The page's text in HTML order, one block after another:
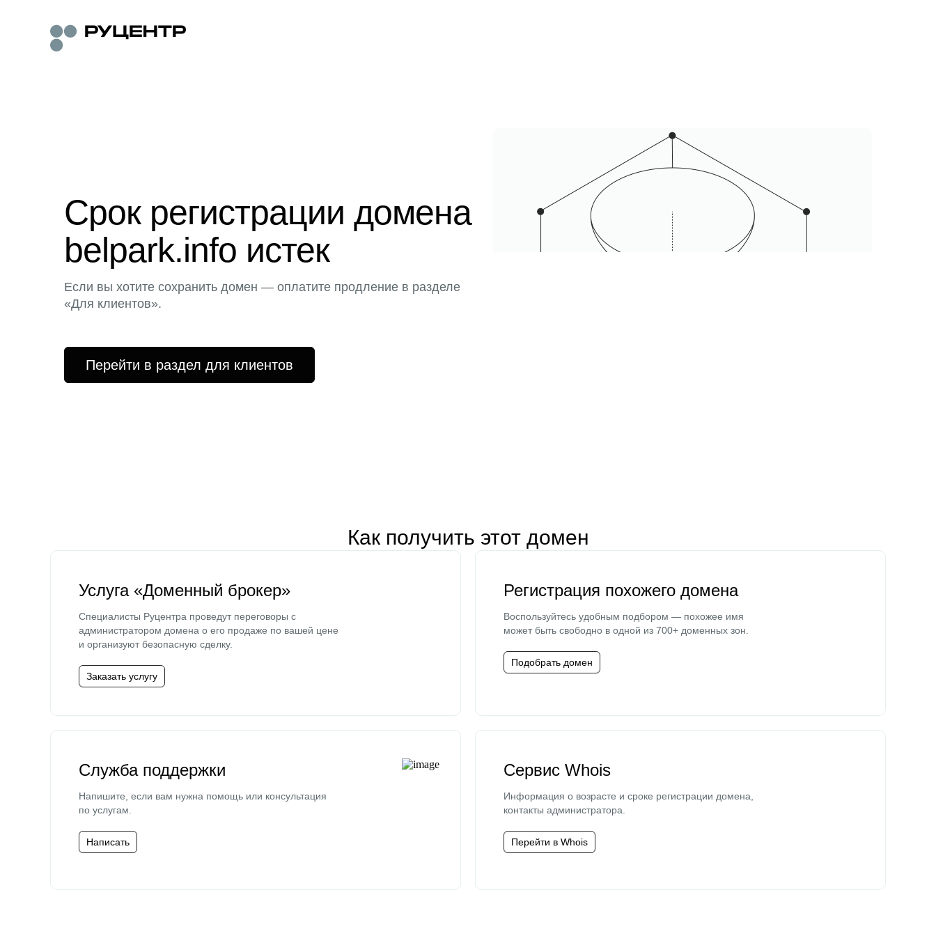
Срок регистрации домена
belpark.info истек
Если вы хотите сохранить домен — оплатите продление в разделе
«Для клиентов».
Перейти в раздел для клиентов
Как получить этот домен
Услуга «Доменный брокер»
Специалисты Руцентра проведут переговоры с
администратором домена о его продаже по вашей цене
и организуют безопасную сделку.
Заказать услугу
Регистрация похожего домена
Воспользуйтесь удобным подбором — похожее имя
может быть свободно в одной из 700+ доменных зон.
Подобрать домен
Служба поддержки
Напишите, если вам нужна помощь или консультация
по услугам.
Написать
Сервис Whois
Информация о возрасте и сроке регистрации домена,
контакты администратора.
Перейти в Whois